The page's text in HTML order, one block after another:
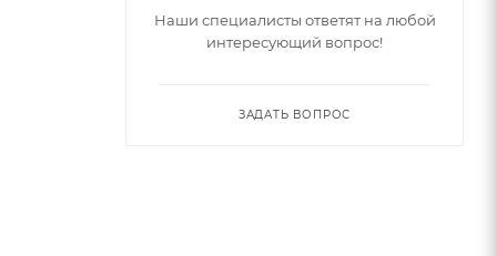
Наши специалисты ответят на любой
интересующий вопрос!
ЗАДАТЬ ВОПРОС